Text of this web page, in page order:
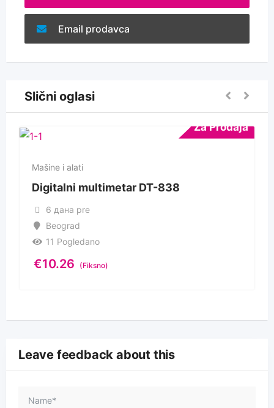
Email prodavca
Slični oglasi
Za Prodaja
Mašine i alati
Digitalni multimetar DT-838
6 дана pre
Beograd
11 Pogledano
€10.26 (Fiksno)
Leave feedback about this